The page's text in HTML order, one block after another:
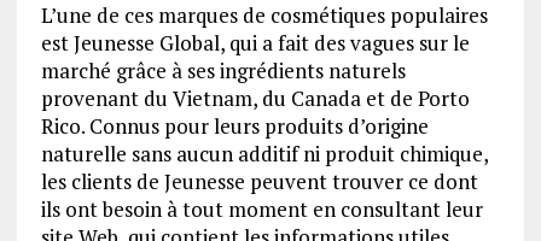
L’une de ces marques de cosmétiques populaires
est Jeunesse Global, qui a fait des vagues sur le
marché grâce à ses ingrédients naturels
provenant du Vietnam, du Canada et de Porto
Rico. Connus pour leurs produits d’origine
naturelle sans aucun additif ni produit chimique,
les clients de Jeunesse peuvent trouver ce dont
ils ont besoin à tout moment en consultant leur